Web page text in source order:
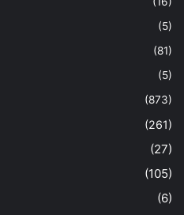
(5)
(81)
(5)
(873)
(261)
(27)
(105)
(6)